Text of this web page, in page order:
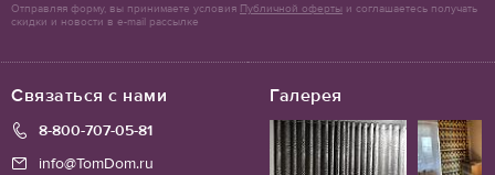
Галерея
Связаться с нами
8-800-707-05-81
info@TomDom.ru
Отправляя форму, вы принимаете условия Публичной оферты и соглашаетесь получать
скидки и новости в e-mail рассылке